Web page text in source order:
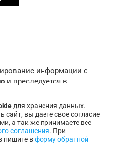
информации с
и преследуется в
для хранения данных.
сайт, вы даете свое согласие
а так же принимаете все
соглашения. При
пишите вформу обратной